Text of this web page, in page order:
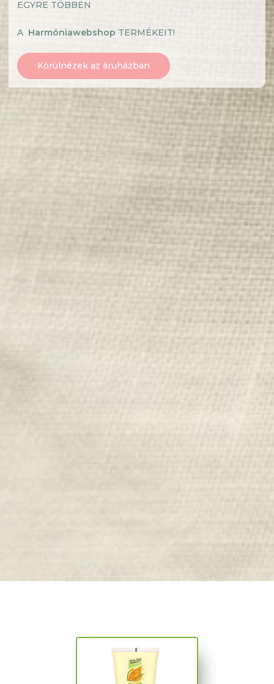
EGYRE TÖBBEN
A Harmóniawebshop TERMÉKEIT!
Körülnézek az áruházban